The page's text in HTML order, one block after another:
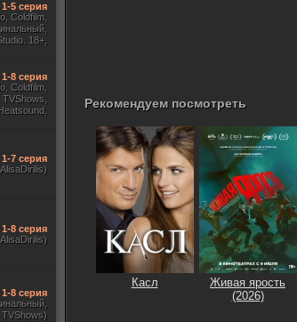
Рекомендуем посмотреть
Касл
Живая ярость
(2026)
1-5 серия
Coldfilm,
18+,
1-8 серия
Coldfilm,
1-7 серия
1-8 серия
1-8 серия